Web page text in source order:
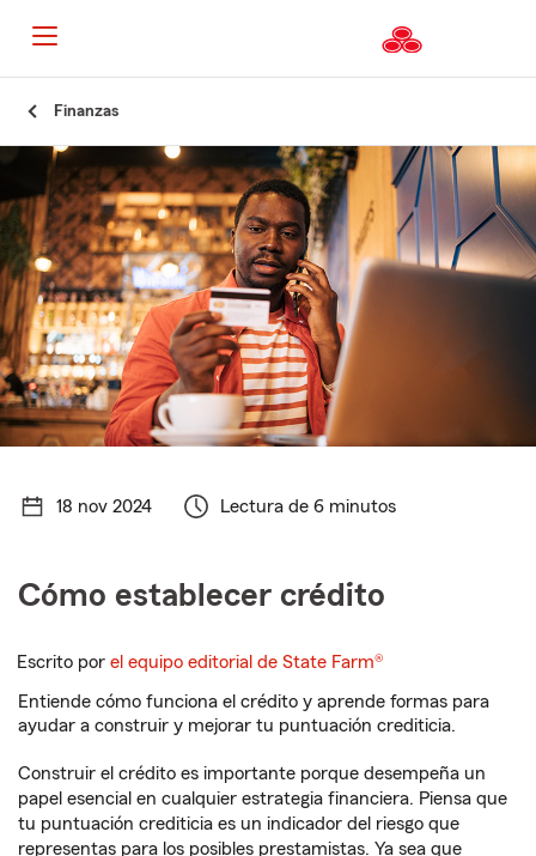
Finanzas
18 nov 2024 Lectura de 6 minutos
Cómo establecer crédito
Escrito porel equipo editorial de State Farm®
Entiende cómo funciona el crédito y aprende formas para
ayudar a construir y mejorar tu puntuación crediticia.
Construir el crédito es importante porque desempeña un
papel esencial en cualquier estrategia financiera. Piensa que
tu puntuación crediticia es un indicador del riesgo que
representas para los posibles prestamistas. Ya sea que